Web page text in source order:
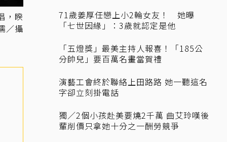
，睽
／攝
71歲姜厚任戀上小2輪女友！ 她曝
「七世因緣」：3歲就認定是他
「五燈獎」最美主持人報喜！「185公
分帥兒」要百萬名畫當賀禮
演藝工會終於聯絡上田路路 她一聽這名
字卻立刻掛電話
獨／2個小孩赴美要燒2千萬 曲艾玲嘆後
輩削價只拿她十分之一酬勞競爭